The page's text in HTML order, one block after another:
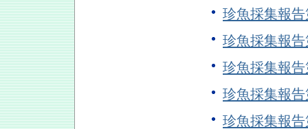
珍魚採集
珍魚採集
珍魚採集
珍魚採集
珍魚採集